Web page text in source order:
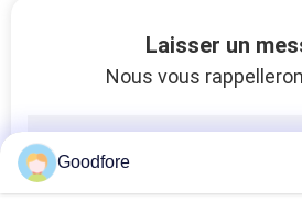
Laisser un
Nous vous
Goodfore